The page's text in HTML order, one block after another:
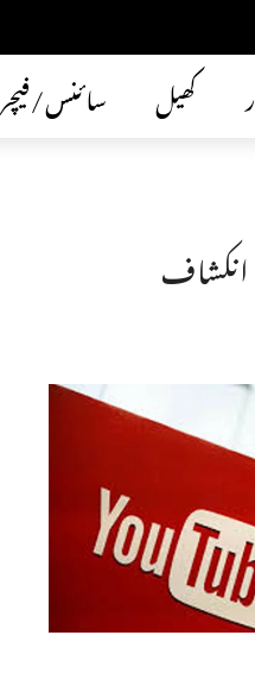
سائنس/فیچر کھیل
انکشاف